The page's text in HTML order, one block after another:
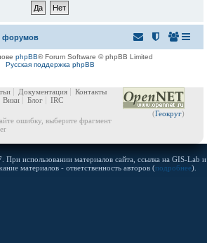
форумов
phpBB® Forum Software © phpBB Limited
Русская поддержка phpBB
(Геокруг)
Документация
Контакты
Вики Блог
IRC
ошибку, выберите фрагмент
использовании материалов сайта, ссылка на GIS-Lab и
материалов - ответственность авторов (подробнее).